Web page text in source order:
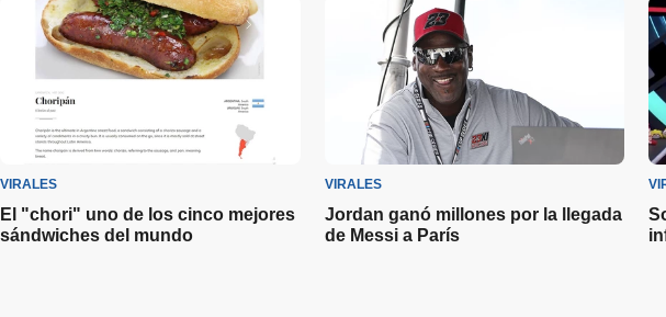
VIRALES
El "chori" uno de los cinco mejores
sándwiches del mundo
VIRALES
Jordan ganó millones por la llegada
de Messi a París